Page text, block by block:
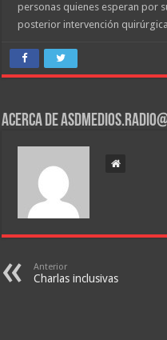
personas quienes esperan por
posterior intervención
Acerca de
Anterior
Charlas inclusivas